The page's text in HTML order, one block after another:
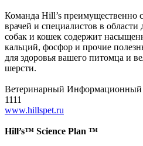
Команда Hill’s преимущественно
врачей и специалистов в
собак и кошек содержит
кальций, фосфор и прочие
для здоровья вашего питомца и
шерсти.
Ветеринарный
1111
www.hillspet.ru
Hill’s™ Science Plan ™